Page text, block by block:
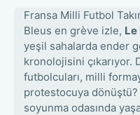
Fransa Milli Futbol
Bleus en grève izle, Le
yeşil sahalarda ender
kronolojisini çıkarıyor.
futbolcuları, milli
protestocuya
soyunma odasında